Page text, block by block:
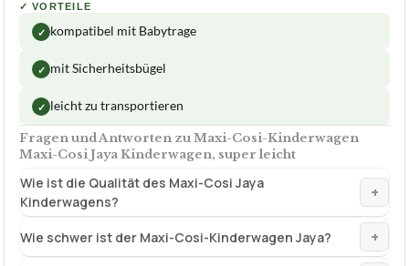
✓ VORTEILE
✓ kompatibel mit Babytrage
✓ mit Sicherheitsbügel
✓ leicht zu transportieren
Fragen und Antworten zu Maxi-Cosi-Kinderwagen
Maxi-Cosi Jaya Kinderwagen, super leicht
Wie ist die Qualität des Maxi-Cosi Jaya
Kinderwagens?
+
Wie schwer ist der Maxi-Cosi-Kinderwagen Jaya? +